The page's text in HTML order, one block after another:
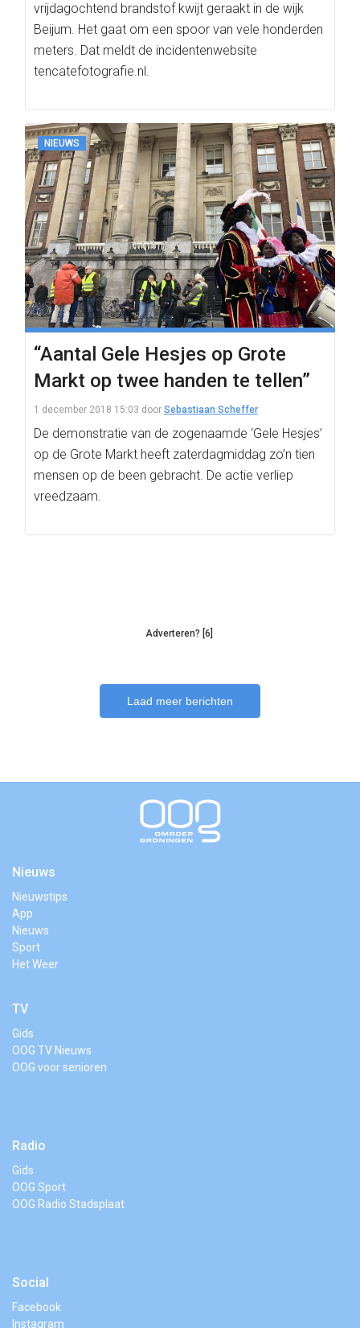
vrijdagochtend brandstof kwijt geraakt in de wijk
Beijum. Het gaat om een spoor van vele honderden
meters. Dat meldt de incidentenwebsite
tencatefotografie.nl.
NIEUWS
“Aantal Gele Hesjes op Grote
Markt op twee handen te tellen”
1 december 2018 15:03 door Sebastiaan Scheffer
De demonstratie van de zogenaamde ‘Gele Hesjes’
op de Grote Markt heeft zaterdagmiddag zo’n tien
mensen op de been gebracht. De actie verliep
vreedzaam.
Adverteren? [6]
Laad meer berichten
Nieuws
Nieuwstips
App
Nieuws
Sport
Het Weer
TV
Gids
OOG TV Nieuws
OOG voor senioren
Radio
Gids
OOG Sport
OOG Radio Stadsplaat
Social
Facebook
Instagram